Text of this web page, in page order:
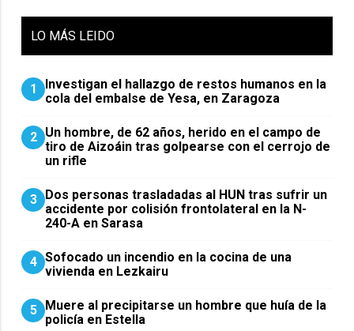
LO MÁS LEIDO
1
Investigan el hallazgo de restos humanos en la
cola del embalse de Yesa, en Zaragoza
2 Un hombre, de 62 años, herido en el campo de
tiro de Aizoáin tras golpearse con el cerrojo de
un rifle
3 ​Dos personas trasladadas al HUN tras sufrir un
accidente por colisión frontolateral en la N-
240-A en Sarasa
4 Sofocado un incendio en la cocina de una
vivienda en Lezkairu
5 Muere al precipitarse un hombre que huía de la
policía en Estella